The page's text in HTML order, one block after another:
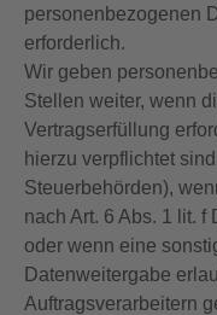
personenbezogenen
erforderlich.
Wir geben
Stellen weiter, wenn
Vertragserfüllung
hierzu verpflichtet
Steuerbehörden),
nach Art. 6 Abs. 1 lit.
oder wenn eine
Datenweitergabe
Auftragsverarbeitern